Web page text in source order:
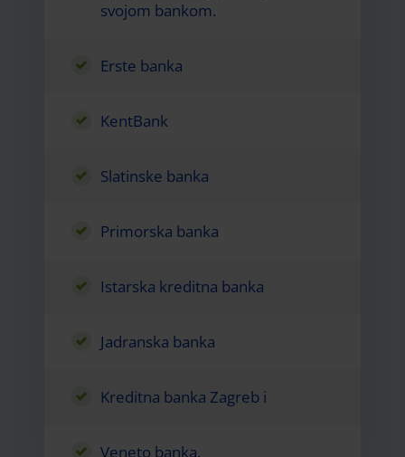
svojom bankom.
Erste banka
KentBank
Slatinske banka
Primorska banka
Istarska kreditna banka
Jadranska banka
Kreditna banka Zagreb i
Veneto banka.